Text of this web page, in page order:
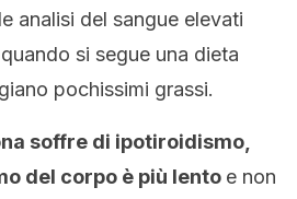
analisi del sangue elevati
si segue una dieta
pochissimi grassi.
soffre di ipotiroidismo,
del corpo è più lento e non